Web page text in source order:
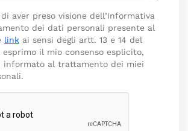
aver preso visione dell’Informativa
dei dati personali presente al
link ai sensi degli artt. 13 e 14 del
esprimo il mio consenso esplicito,
informato al trattamento dei miei